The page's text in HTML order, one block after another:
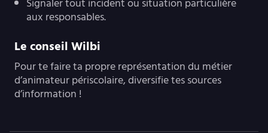
Signaler tout incident ou situation particulière
aux responsables.
Le conseil Wilbi
Pour te faire ta propre représentation du métier
d’animateur périscolaire, diversifie tes sources
d’information !